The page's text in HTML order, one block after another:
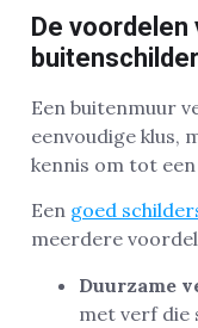
De voordelen
Een buitenmuur
eenvoudige klus,
kennis om tot
Een goed
meerdere
Duurzame
met verf die